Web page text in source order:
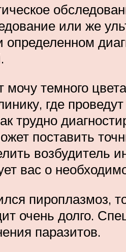
или же
темного
где
трудно
поставить
возбудитель
вас о
пироплазмоз,
очень долго.
паразитов.